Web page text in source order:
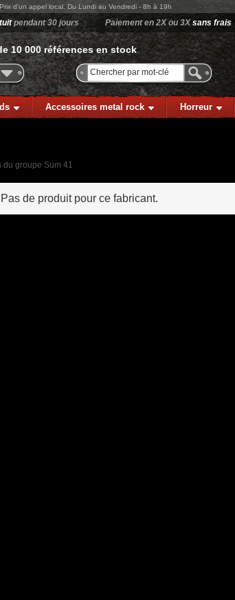
10 000 références en stock
Prix d'un appel local. Du Lundi au Vendredi - 8h à 19h
pendant 30 jours Paiement en 2X ou 3Xsans frais
Accessoires metal rock Horreur
groupe Sum 41
Pas de produit pour ce fabricant.